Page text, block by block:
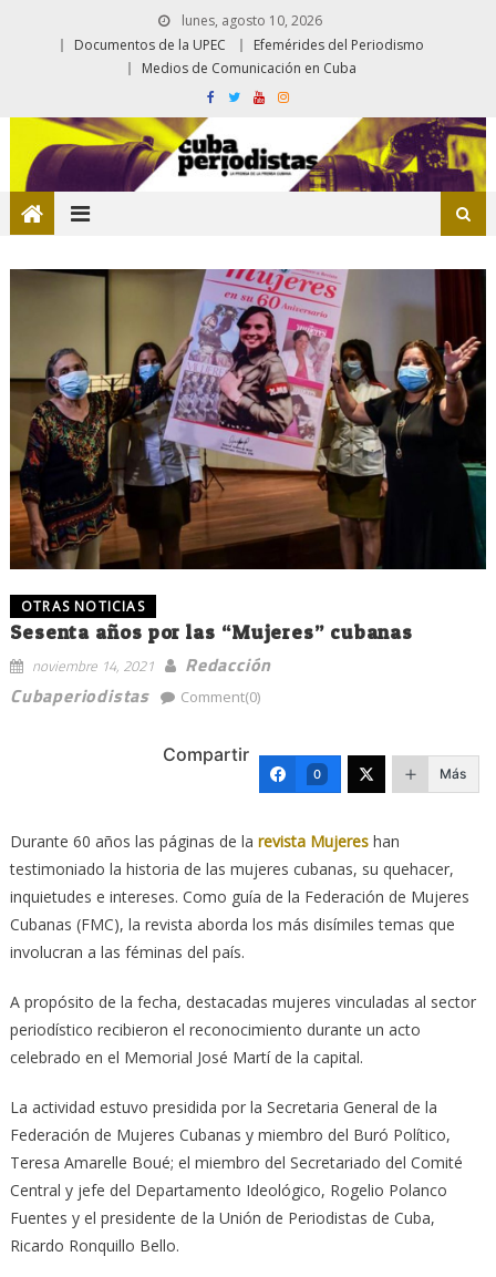
lunes, agosto 10, 2026
Documentos de la UPEC
Efemérides del Periodismo
Medios de Comunicación en Cuba
OTRAS NOTICIAS
Sesenta años por las “Mujeres” cubanas
noviembre 14, 2021
Redacción
Cubaperiodistas
Comment(0)
Compartir
0 Más
Durante 60 años las páginas de la revista Mujereshan
testimoniado la historia de las mujeres cubanas, su quehacer,
inquietudes e intereses. Como guía de la Federación de Mujeres
Cubanas (FMC), la revista aborda los más disímiles temas que
involucran a las féminas del país.
A propósito de la fecha, destacadas mujeres vinculadas al sector
periodístico recibieron el reconocimiento durante un acto
celebrado en el Memorial José Martí de la capital.
La actividad estuvo presidida por la Secretaria General de la
Federación de Mujeres Cubanas y miembro del Buró Político,
Teresa Amarelle Boué; el miembro del Secretariado del Comité
Central y jefe del Departamento Ideológico, Rogelio Polanco
Fuentes y el presidente de la Unión de Periodistas de Cuba,
Ricardo Ronquillo Bello.